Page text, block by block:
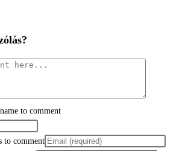
to comment
to comment